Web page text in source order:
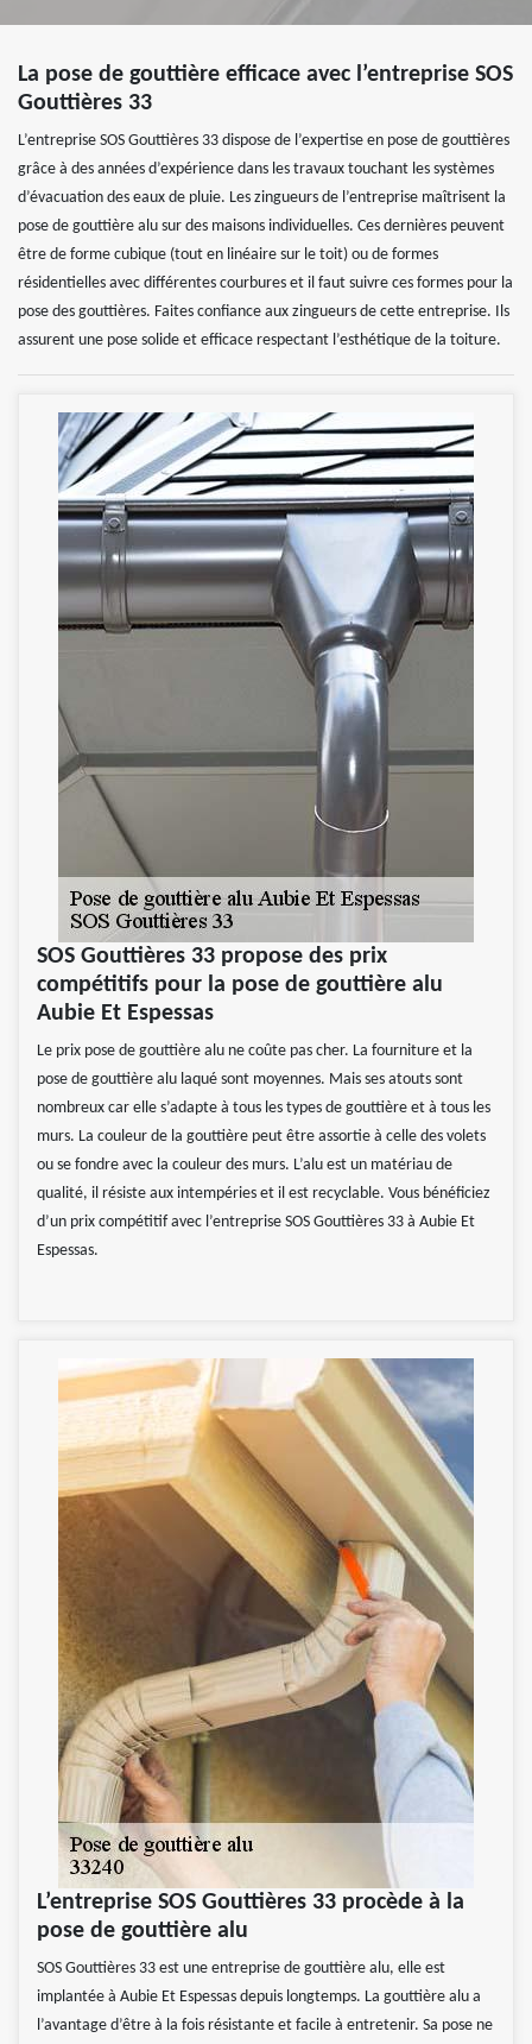
La pose de gouttière efficace avec l’entreprise SOS
Gouttières 33
L’entreprise SOS Gouttières 33 dispose de l’expertise en pose de gouttières
grâce à des années d’expérience dans les travaux touchant les systèmes
d’évacuation des eaux de pluie. Les zingueurs de l’entreprise maîtrisent la
pose de gouttière alu sur des maisons individuelles. Ces dernières peuvent
être de forme cubique (tout en linéaire sur le toit) ou de formes
résidentielles avec différentes courbures et il faut suivre ces formes pour la
pose des gouttières. Faites confiance aux zingueurs de cette entreprise. Ils
assurent une pose solide et efficace respectant l’esthétique de la toiture.
SOS Gouttières 33 propose des prix
compétitifs pour la pose de gouttière alu
Aubie Et Espessas
Le prix pose de gouttière alu ne coûte pas cher. La fourniture et la
pose de gouttière alu laqué sont moyennes. Mais ses atouts sont
nombreux car elle s’adapte à tous les types de gouttière et à tous les
murs. La couleur de la gouttière peut être assortie à celle des volets
ou se fondre avec la couleur des murs. L’alu est un matériau de
qualité, il résiste aux intempéries et il est recyclable. Vous bénéficiez
d’un prix compétitif avec l’entreprise SOS Gouttières 33 à Aubie Et
Espessas.
L’entreprise SOS Gouttières 33 procède à la
pose de gouttière alu
SOS Gouttières 33 est une entreprise de gouttière alu, elle est
implantée à Aubie Et Espessas depuis longtemps. La gouttière alu a
l’avantage d’être à la fois résistante et facile à entretenir. Sa pose ne